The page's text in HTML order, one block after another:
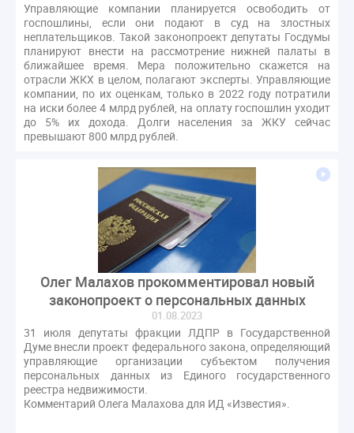
Управляющие компании планируется освободить от
госпошлины, если они подают в суд на злостных
неплательщиков. Такой законопроект депутаты Госдумы
планируют внести на рассмотрение нижней палаты в
ближайшее время. Мера положительно скажется на
отрасли ЖКХ в целом, полагают эксперты. Управляющие
компании, по их оценкам, только в 2022 году потратили
на иски более 4 млрд рублей, на оплату госпошлин уходит
до 5% их дохода. Долги населения за ЖКУ сейчас
превышают 800 млрд рублей.
Олег Малахов прокомментировал новый
законопроект о персональных данных
01.08.2023
31 июля депутаты фракции ЛДПР в Государственной
Думе внесли проект федерального закона, определяющий
управляющие организации субъектом получения
персональных данных из Единого государственного
реестра недвижимости.
Комментарий Олега Малахова для ИД «Известия».